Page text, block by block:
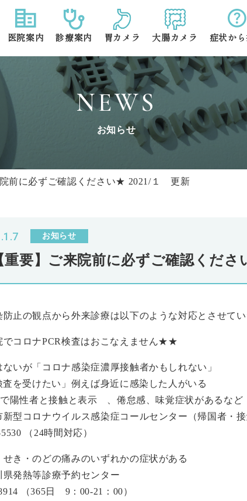
医院案内
医師紹介 医院概要
初診の方へ 診療予約方法
求人案内
診療案内
一般内科 消化器内科
内分泌代謝科 自費診療
胃カメラ 大腸カメラ 症状か
胃痛・上
便通異常
検診・
風邪・ア
NEWS
お知らせ
前に必ずご確認ください★ 2021/１ 更新
お知らせ
要】ご来院前に必ずご確認くだ
防止の観点から外来診療は以下のような対応とさせてい
コロナPCR検査はおこなえません★★
いが「コロナ感染症濃厚接触者かもしれない」
査を受けたい」例えば身近に感染した人がいる
陽性者と接触と表示 、倦怠感、味覚症状があるなど
型コロナウイルス感染症コールセンター（帰国者・接
（24時間対応）
き・のどの痛みのいずれかの症状がある
発熱等診療予約センター
（365日 9：00-21：00）